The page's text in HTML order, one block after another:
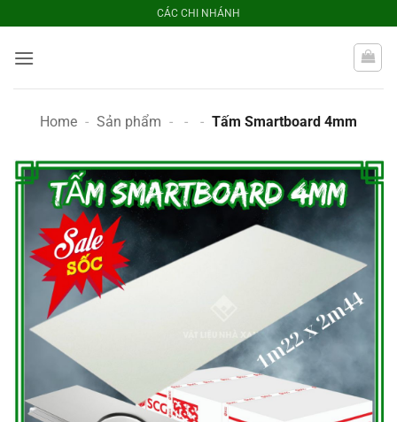
qua
nội
CÁC CHI NHÁNH
Home - Sản phẩm - - - Tấm Smartboard 4mm